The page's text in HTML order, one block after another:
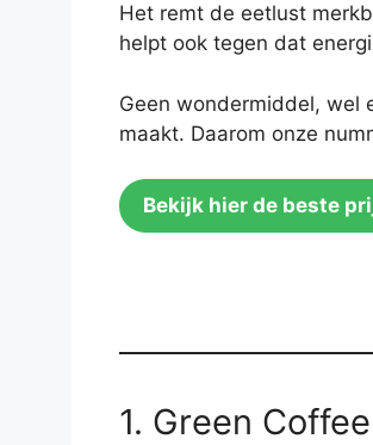
Het remt de eetlust
helpt ook tegen dat
Geen wondermiddel, wel
maakt. Daarom onze
Bekijk hier de beste
1. Green